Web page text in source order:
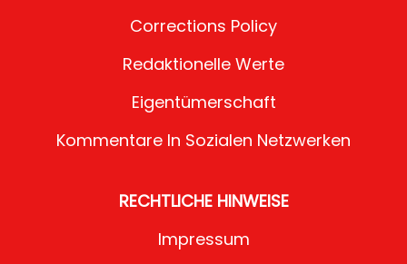
Corrections Policy
Redaktionelle Werte
Eigentümerschaft
Kommentare In Sozialen Netzwerken
RECHTLICHE HINWEISE
Impressum